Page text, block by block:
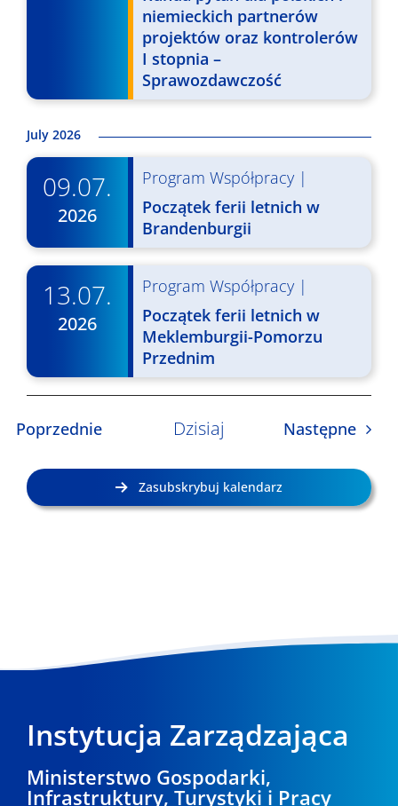
i
a
h
niemieckich partnerów
projektów oraz kontrolerów
I stopnia –
Sprawozdawczość
July 2026
09.07.
2026
Program Współpracy|
Początek ferii letnich w
Brandenburgii
13.07.
2026
Program Współpracy|
Początek ferii letnich w
Meklemburgii-Pomorzu
Przednim
PoprzednieWydarzeniaDzisiaj Następne
Zasubskrybuj kalendarz
Instytucja Zarządzająca
Ministerstwo Gospodarki,
Infrastruktury, Turystyki i Pracy